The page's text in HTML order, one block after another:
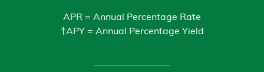
APR = Annual Percentage Rate
†APY = Annual Percentage Yield